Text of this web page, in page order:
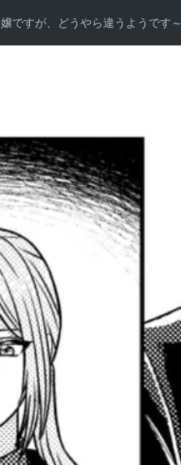
ですが、どうやら違うようです～